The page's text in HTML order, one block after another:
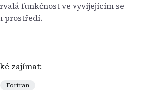
funkčnost ve vyvíjejícím se
prostředí.
zajímat:
Fortran